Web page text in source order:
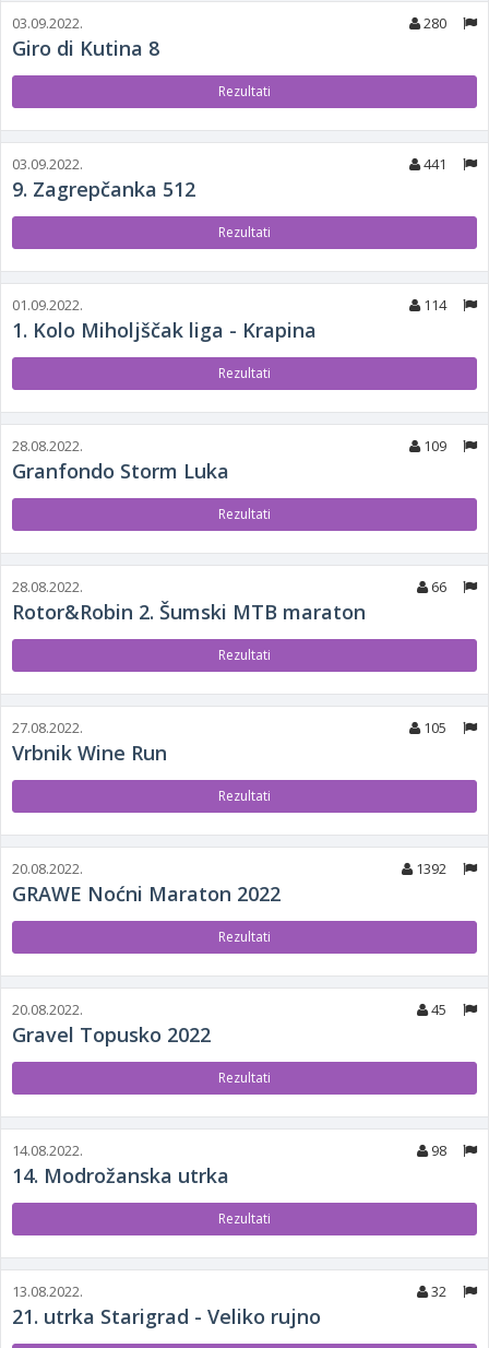
03.09.2022. 280
Giro di Kutina 8
Rezultati
03.09.2022. 441
9. Zagrepčanka 512
Rezultati
01.09.2022. 114
1. Kolo Miholjščak liga - Krapina
Rezultati
28.08.2022. 109
Granfondo Storm Luka
Rezultati
28.08.2022. 66
Rotor&Robin 2. Šumski MTB maraton
Rezultati
27.08.2022. 105
Vrbnik Wine Run
Rezultati
20.08.2022. 1392
GRAWE Noćni Maraton 2022
Rezultati
20.08.2022. 45
Gravel Topusko 2022
Rezultati
14.08.2022. 98
14. Modrožanska utrka
Rezultati
13.08.2022. 32
21. utrka Starigrad - Veliko rujno